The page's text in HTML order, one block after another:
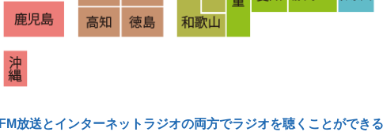
FM放送とインターネットラジオの両方でラジオを聴くことができ